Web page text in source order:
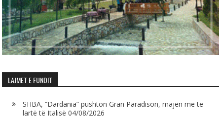
LAJMET E FUNDIT
SHBA, “Dardania” pushton Gran Paradison, majën më të
lartë të Italisë 04/08/2026